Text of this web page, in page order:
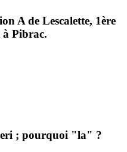
A de Lescalette, 1ère
Pibrac.
; pourquoi "la" ?